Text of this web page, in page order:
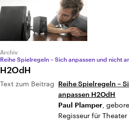
Archiv
Reihe Spielregeln – Sich anpassen und nicht
H2OdH
Text zum Beitrag Reihe Spielregeln –
anpassen H2OdH
Paul Plamper ,
Regisseur für